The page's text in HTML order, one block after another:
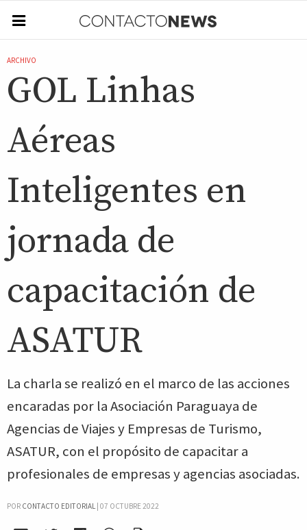
ARCHIVO
GOL Linhas
Aéreas
Inteligentes en
jornada de
capacitación de
ASATUR
La charla se realizó en el marco de las acciones
encaradas por la Asociación Paraguaya de
Agencias de Viajes y Empresas de Turismo,
ASATUR, con el propósito de capacitar a
profesionales de empresas y agencias asociadas.
POR CONTACTO EDITORIAL| 07 OCTUBRE 2022